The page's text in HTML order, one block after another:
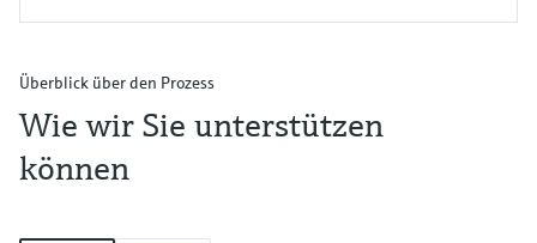
Überblick über den Prozess
Wie wir Sie unterstützen
können